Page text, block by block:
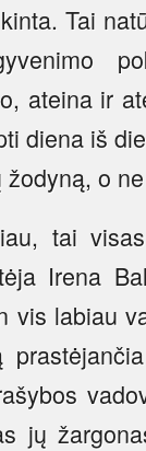
Tai
ateina ir
diena iš
o
tai
Irena
vis labiau
jų